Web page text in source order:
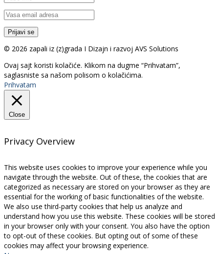
© 2026 zapali iz (z)grada I Dizajn i razvoj AVS Solutions
Ovaj sajt koristi kolačiće. Klikom na dugme “Prihvatam”,
saglasniste sa našom polisom o kolačićima.
Prihvatam
Close
Privacy Overview
This website uses cookies to improve your experience while you
navigate through the website. Out of these, the cookies that are
categorized as necessary are stored on your browser as they are
essential for the working of basic functionalities of the website.
We also use third-party cookies that help us analyze and
understand how you use this website. These cookies will be stored
in your browser only with your consent. You also have the option
to opt-out of these cookies. But opting out of some of these
cookies may affect your browsing experience.